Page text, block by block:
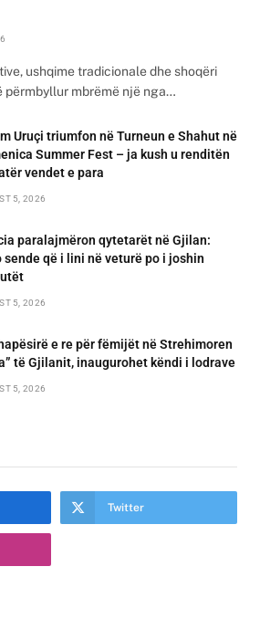
ushqime tradicionale dhe shoqëri
përmbyllur mbrëmë një nga…
Uruçi triumfon në Turneun e Shahut në
Summer Fest – ja kush u renditën
vendet e para
5, 2026
paralajmëron qytetarët në Gjilan:
sende që i lini në veturë po i joshin
5, 2026
e re për fëmijët në Strehimoren
të Gjilanit, inaugurohet këndi i lodrave
5, 2026
Twitter